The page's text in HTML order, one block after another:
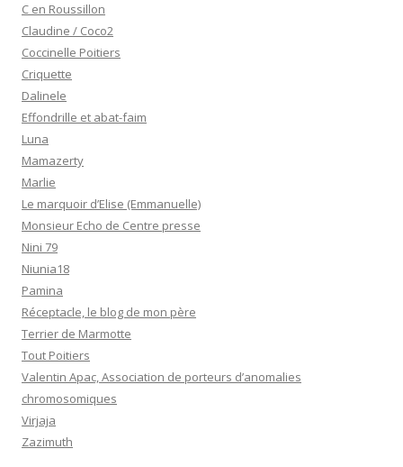
C en Roussillon
Claudine / Coco2
Coccinelle Poitiers
Criquette
Dalinele
Effondrille et abat-faim
Luna
Mamazerty
Marlie
Le marquoir d’Elise (Emmanuelle)
Monsieur Echo de Centre presse
Nini 79
Niunia18
Pamina
Réceptacle, le blog de mon père
Terrier de Marmotte
Tout Poitiers
Valentin Apac, Association de porteurs d’anomalies
chromosomiques
Virjaja
Zazimuth